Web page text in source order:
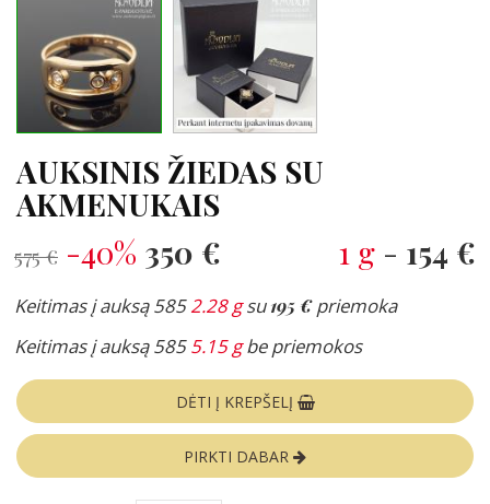
AUKSINIS ŽIEDAS SU
AKMENUKAIS
575 € -40% 350 € 1 g - 154 €
Keitimas į auksą 5852.28 gsu195 €priemoka
Keitimas į auksą 5855.15 gbe priemokos
DĖTI Į KREPŠELĮ
PIRKTI DABAR